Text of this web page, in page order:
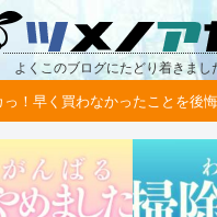
よくこのブログにたどり着きまし
！早く買わなかったことを後